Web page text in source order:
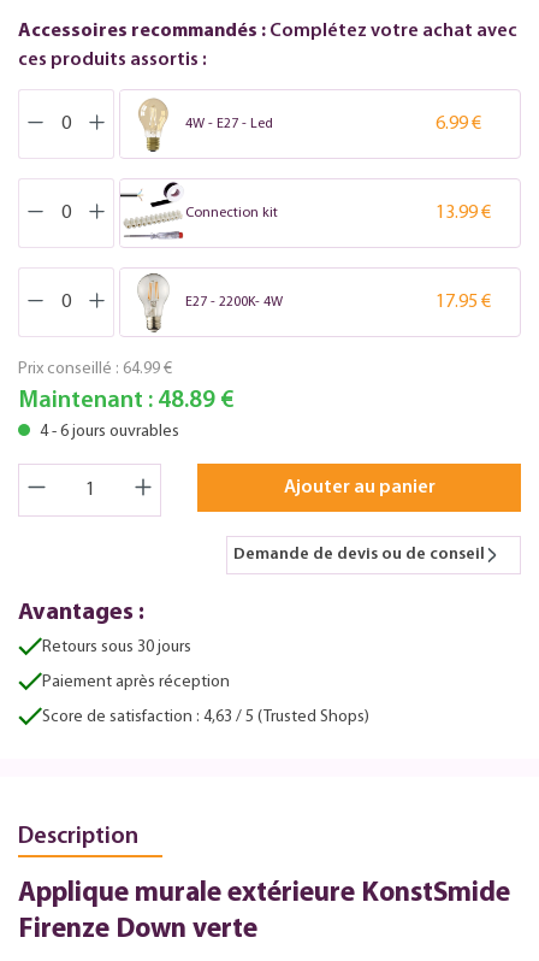
Accessoires recommandés : Complétez votre achat avec
ces produits assortis :
4W - E27 - Led 6.99 €
Connection kit 13.99 €
E27 - 2200K- 4W 17.95 €
Prix conseillé : 64.99 €
Maintenant : 48.89 €
4 - 6 jours ouvrables
Ajouter au panier
Demande de devis ou de conseil
Avantages :
Retours sous 30 jours
Paiement après réception
Score de satisfaction : 4,63 / 5 (Trusted Shops)
Description
Applique murale extérieure KonstSmide
Firenze Down verte